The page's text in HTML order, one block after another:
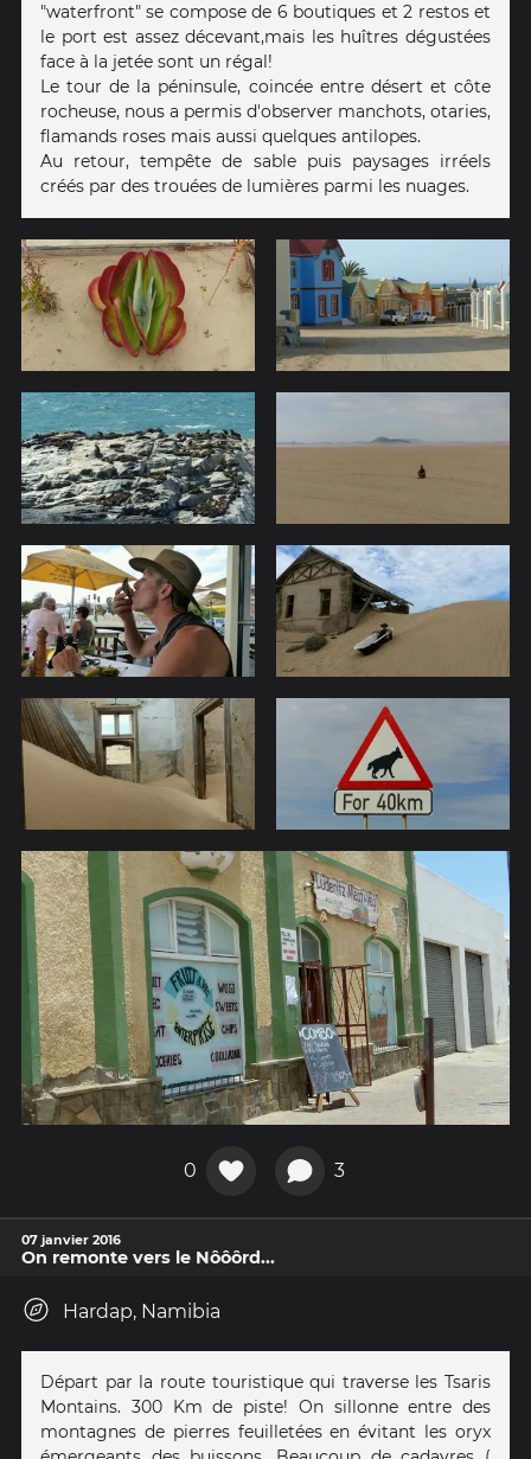
"waterfront" se compose de 6 boutiques et 2 restos et
le port est assez décevant,mais les huîtres dégustées
face à la jetée sont un régal!
Le tour de la péninsule, coincée entre désert et côte
rocheuse, nous a permis d'observer manchots, otaries,
flamands roses mais aussi quelques antilopes.
Au retour, tempête de sable puis paysages irréels
créés par des trouées de lumières parmi les nuages.
0 3
07 janvier 2016
On remonte vers le Nôôôrd...
Hardap, Namibia
Départ par la route touristique qui traverse les Tsaris
Montains. 300 Km de piste! On sillonne entre des
montagnes de pierres feuilletées en évitant les oryx